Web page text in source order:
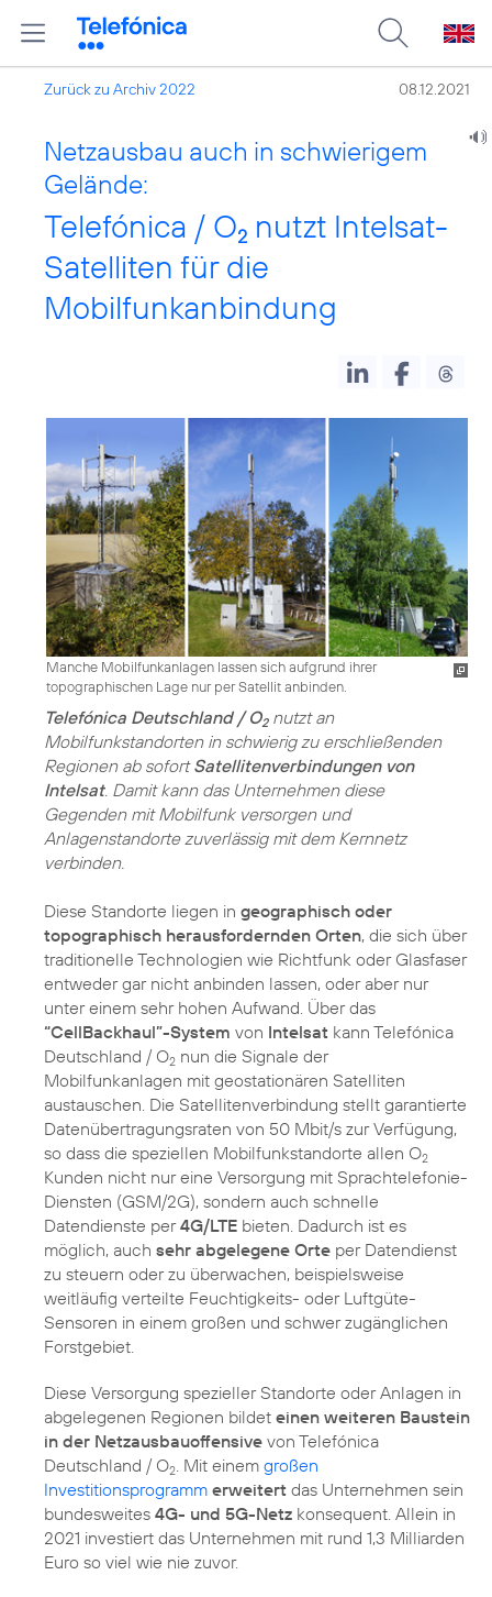
Zurück zu Archiv 2022 08.12.2021
Netzausbau auch in schwierigem
Gelände:
Telefónica / O2 nutzt Intelsat-
Satelliten für die
Mobilfunkanbindung
Manche Mobilfunkanlagen lassen sich aufgrund ihrer
topographischen Lage nur per Satellit anbinden.
Telefónica Deutschland / O2nutzt an
Mobilfunkstandorten in schwierig zu erschließenden
Regionen ab sofortSatellitenverbindungen von
Intelsat. Damit kann das Unternehmen diese
Gegenden mit Mobilfunk versorgen und
Anlagenstandorte zuverlässig mit dem Kernnetz
verbinden.
Diese Standorte liegen in geographisch oder
topographisch herausfordernden Orten, die sich über
traditionelle Technologien wie Richtfunk oder Glasfaser
entweder gar nicht anbinden lassen, oder aber nur
unter einem sehr hohen Aufwand. Über das
“CellBackhaul”-System von Intelsat kann Telefónica
Deutschland / O2 nun die Signale der
Mobilfunkanlagen mit geostationären Satelliten
austauschen. Die Satellitenverbindung stellt garantierte
Datenübertragungsraten von 50 Mbit/s zur Verfügung,
so dass die speziellen Mobilfunkstandorte allen O2
Kunden nicht nur eine Versorgung mit Sprachtelefonie-
Diensten (GSM/2G), sondern auch schnelle
Datendienste per4G/LTE bieten. Dadurch ist es
möglich, auch sehr abgelegene Orte per Datendienst
zu steuern oder zu überwachen, beispielsweise
weitläufig verteilte Feuchtigkeits- oder Luftgüte-
Sensoren in einem großen und schwer zugänglichen
Diese Versorgung spezieller Standorte oder Anlagen in
abgelegenen Regionen bildet einen weiteren Baustein
in der Netzausbauoffensive von Telefónica
Deutschland / O2 . Mit einem großen
Investitionsprogramm erweitert das Unternehmen sein
bundesweites 4G- und 5G-Netz konsequent. Allein in
2021 investiert das Unternehmen mit rund 1,3 Milliarden
Euro so viel wie nie zuvor.